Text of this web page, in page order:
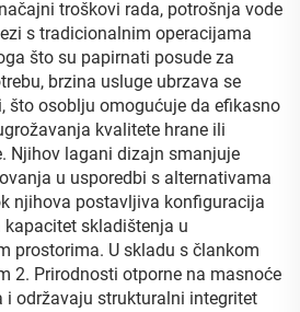
troškovi rada, potrošnja vode
s tradicionalnim operacijama
što su papirnati posude za
brzina usluge ubrzava se
što osoblju omogućuje da efikasno
kvalitete hrane ili
Njihov lagani dizajn smanjuje
u usporedbi s alternativama
njihova postavljiva konfiguracija
skladištenja u
prostorima. U skladu s člankom
2. Prirodnosti otporne na masnoće
i održavaju strukturalni integritet